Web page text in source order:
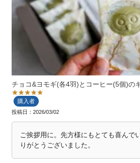
チョコ&ヨモギ(各4羽)とコーヒー(5個)の
購入者
投稿日 2026/03/02
ご挨拶用に。先方様にもとても喜んで
りがとうございました。